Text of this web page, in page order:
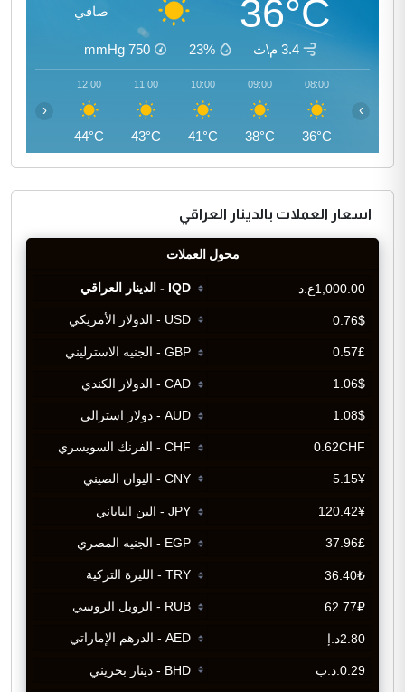
36°C صافي
3.4 م\ث 23%
750
mmHg
08:00
36°C
09:00
38°C
10:00
41°C
11:00
43°C
12:00
44°C
‹ ›
اسعار العملات بالدينار العراقي